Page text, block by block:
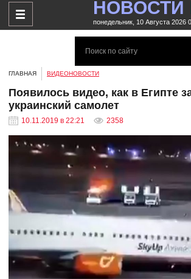
НОВОСТИ
понедельник, 10 Августа 2026
ГЛАВНАЯ ВИДЕОНОВОСТИ
Появилось видео, как в Египте
украинский самолет
10.11.2019 в 22:21 2358